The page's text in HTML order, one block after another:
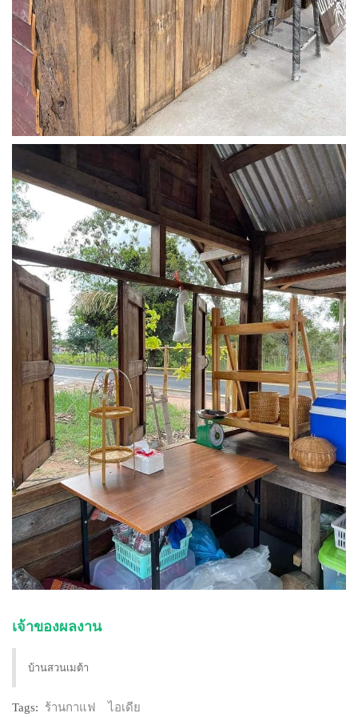
เจ้าของผลงาน
บ้านสวนเมต้า
Tags: ร้านกาแฟ ไอเดีย